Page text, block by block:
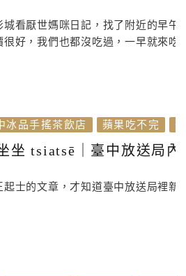
城看厭世媽咪日記，找了附近的早
很好，我們也都沒吃過，一早就來吃
冰品手搖茶飲店 蘋果吃不完
坐 tsiatsē｜臺中放送局
起士的文章，才知道臺中放送局裡